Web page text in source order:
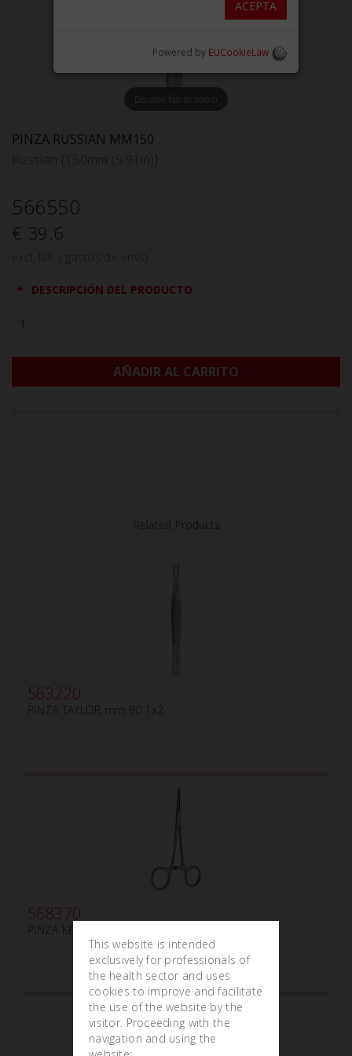
PINZA RUSSIAN MM150
566550
€ 39.6
DESCRIPCIÓN DEL PRODUCTO
AÑADIR AL CARRITO
563220
PINZA TAYLOR mm 90 1x2
568370
PINZA KELLY mm140
This website is intended
exclusively for professionals of
the health sector and uses
cookies to improve and facilitate
the use of the website by the
visitor. Proceeding with the
navigation and using the
ACEPTA
Powered by EUCookieLaw